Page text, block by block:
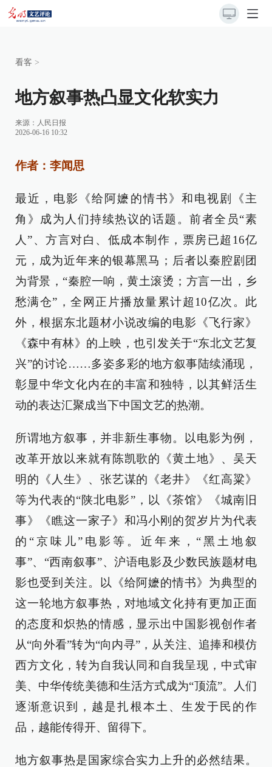
看客 >
地方叙事热凸显文化软实力
来源： 人民日报
2026-06-16 10:32
作者：李闻思
最近，电影《给阿嬷的情书》和电视剧《主
角》成为人们持续热议的话题。前者全员“素
人”、方言对白、低成本制作，票房已超16亿
元，成为近年来的银幕黑马；后者以秦腔剧团
为背景，“秦腔一响，黄土滚烫；方言一出，乡
愁满仓”，全网正片播放量累计超10亿次。此
外，根据东北题材小说改编的电影《飞行家》
《森中有林》的上映，也引发关于“东北文艺复
兴”的讨论……多姿多彩的地方叙事陆续涌现，
彰显中华文化内在的丰富和独特，以其鲜活生
动的表达汇聚成当下中国文艺的热潮。
所谓地方叙事，并非新生事物。以电影为例，
改革开放以来就有陈凯歌的《黄土地》、吴天
明的《人生》、张艺谋的《老井》《红高粱》
等为代表的“陕北电影”，以《茶馆》《城南旧
事》《瞧这一家子》和冯小刚的贺岁片为代表
的“京味儿”电影等。近年来，“黑土地叙
事”、“西南叙事”、沪语电影及少数民族题材电
影也受到关注。以《给阿嬷的情书》为典型的
这一轮地方叙事热，对地域文化持有更加正面
的态度和炽热的情感，显示出中国影视创作者
从“向外看”转为“向内寻”，从关注、追捧和模仿
西方文化，转为自我认同和自我呈现，中式审
美、中华传统美德和生活方式成为“顶流”。人们
逐渐意识到，越是扎根本土、生发于民的作
品，越能传得开、留得下。
地方叙事热是国家综合实力上升的必然结果。